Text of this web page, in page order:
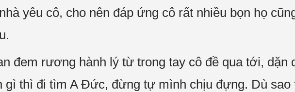
yêu cô, cho nên đáp ứng cô rất nhiều bọn họ
đem rương hành lý từ trong tay cô đề qua tới, dặn
gì thì đi tìm A Đức, đừng tự mình chịu đựng. Dù